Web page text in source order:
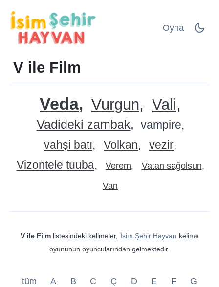
Oyna
V ile Film
Veda Vurgun Vali
Vadideki zambak
vampire
vahşi batı
Volkan
vezir
Vizontele tuuba
Verem Vatan sağolsun
Van
V ile Filmlistesindeki kelimeler, İsim Şehir Hayvan kelime
oyununun oyuncularından gelmektedir.
tüm A B C Ç D E F
G